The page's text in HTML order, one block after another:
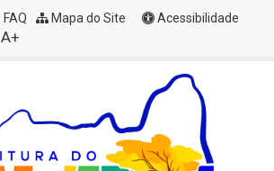
FAQ Mapa do Site
Acessibilidade
A+